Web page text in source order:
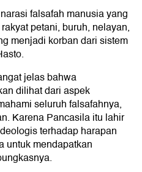
falsafah manusia yang
petani, buruh, nelayan,
menjadi korban dari sistem
jelas bahwa
dilihat dari aspek
seluruh falsafahnya,
Karena Pancasila itu lahir
terhadap harapan
untuk mendapatkan